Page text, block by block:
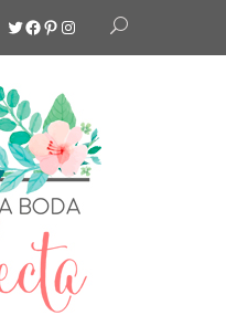
Twitter
Facebook
Pinterest
Instagram